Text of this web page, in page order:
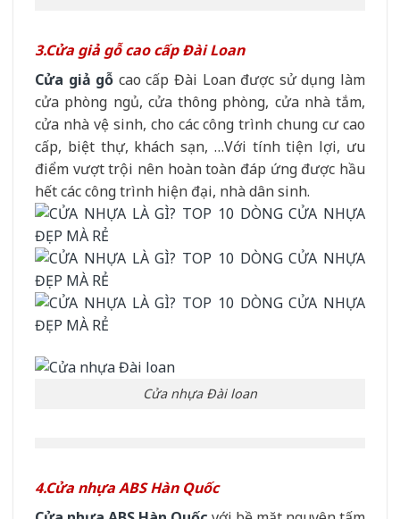
3.Cửa giả gỗ cao cấp Đài Loan
Cửa giả gỗ cao cấp Đài Loan được sử dụng làm
cửa phòng ngủ, cửa thông phòng, cửa nhà tắm,
cửa nhà vệ sinh, cho các công trình chung cư cao
cấp, biệt thự, khách sạn, …Với tính tiện lợi, ưu
điểm vượt trội nên hoàn toàn đáp ứng được hầu
hết các công trình hiện đại, nhà dân sinh.
Cửa nhựa Đài loan
4.Cửa nhựa ABS Hàn Quốc